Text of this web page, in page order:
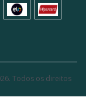
Todos os direitos